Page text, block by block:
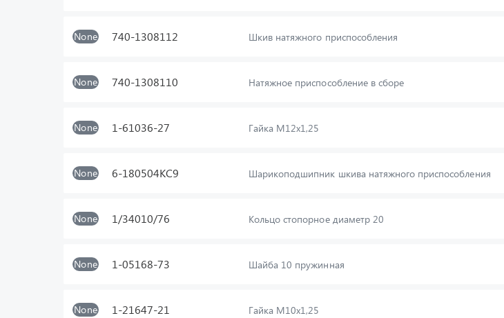
None 740-1308112 Шкив натяжного приспособления
None 740-1308110 Натяжное приспособление в сборе
None 1-61036-27 Гайка М12х1,25
None 6-180504КС9 Шарикоподшипник шкива натяжного приспособления
None 1/34010/76 Кольцо стопорное диаметр 20
None 1-05168-73 Шайба 10 пружинная
None 1-21647-21 Гайка М10х1,25